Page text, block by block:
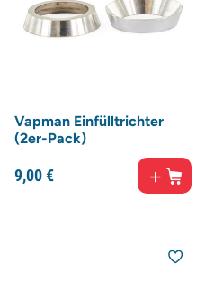
Vapman Einfülltrichter
(2er-Pack)
9,00€